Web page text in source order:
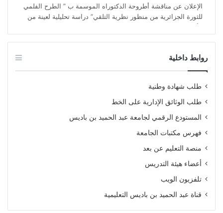
الأفلام في الفترة 2006 – 2016
روابط داخلية
طلب شهادة وطنية
طلب الوثائق الإدارية على الخط
المستودع الرقمي لجامعة عبد الحميد بن باديس
فهرس مكتبات الجامعة
منصة التعليم عن بعد
أعضاء هيئة التدريس
تلفزيون الويب
قناة عبد الحميد بن باديس التعليمية